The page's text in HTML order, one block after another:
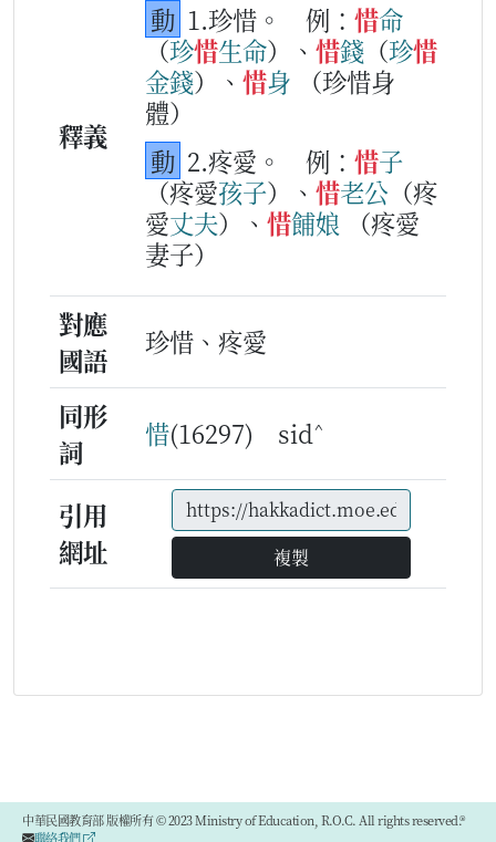
釋義
動 1.珍惜。 例： 惜命
（珍惜生命）、 惜錢 （珍惜
金錢）、 惜身
（珍惜身
體）
動 2.疼愛。 例： 惜子
（疼愛孩子）、 惜老公 （疼
愛丈夫）、 惜餔娘
（疼愛
妻子）
對應
國語
珍惜、疼愛
同形
詞
惜(16297) sid^
引用
網址
複製
中華民國教育部 版權所有 © 2023 Ministry of Education, R.O.C. All rights reserved.®
聯絡我們